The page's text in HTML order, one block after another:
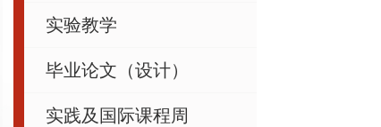
实验教学
毕业论文（设计）
实践及国际课程周